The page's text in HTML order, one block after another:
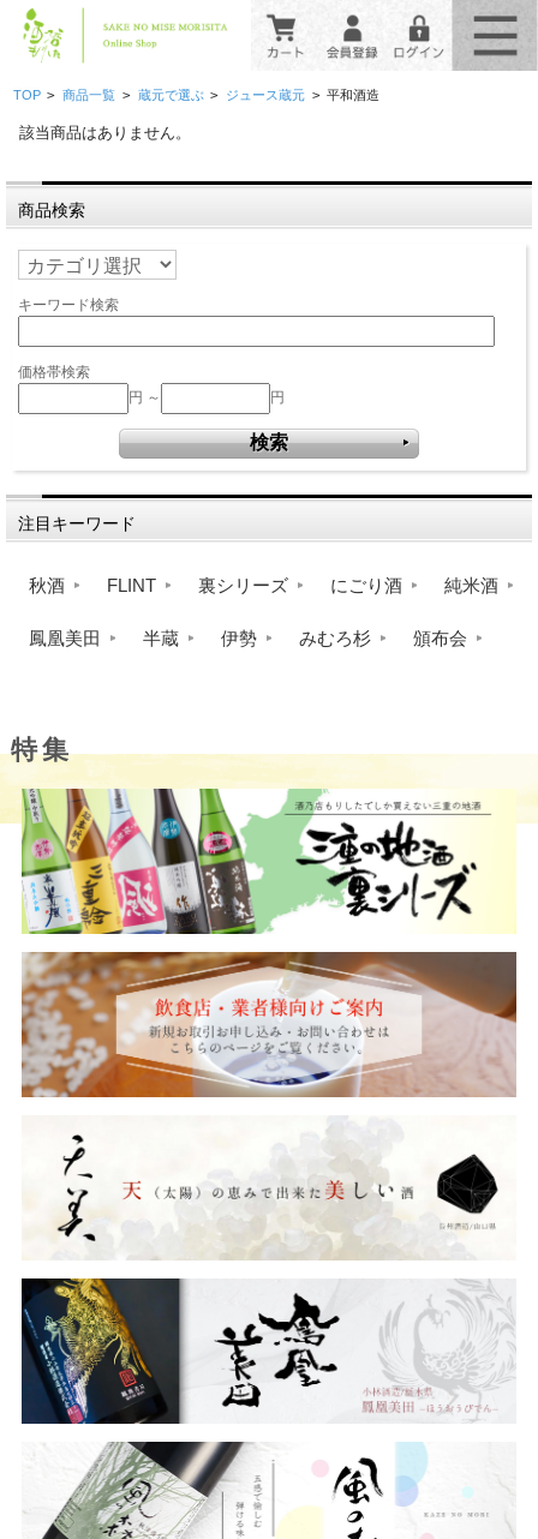
TOP > 商品一覧 > 蔵元で選ぶ > ジュース蔵元 > 平和酒造
該当商品はありません。
商品検索
キーワード検索
価格帯検索
円 ～
円
注目キーワード
秋酒 FLINT 裏シリーズ にごり酒 純米酒
鳳凰美田 半蔵 伊勢 みむろ杉 頒布会
特集